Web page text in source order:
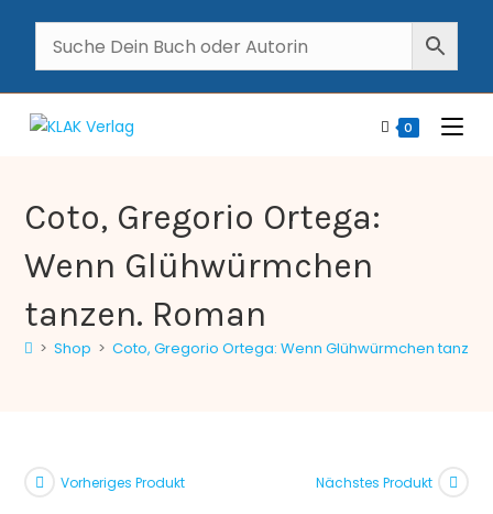
0
Coto, Gregorio Ortega:
Wenn Glühwürmchen
tanzen. Roman
> Shop > Coto, Gregorio Ortega: Wenn Glühwürmchen
Vorheriges Produkt Nächstes Produkt